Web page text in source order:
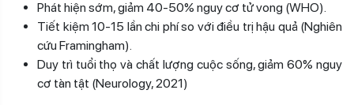
Phát hiện sớm, giảm 40-50% nguy cơ tử vong (WHO).
Tiết kiệm 10-15 lần chi phí so với điều trị hậu quả (Nghiên
cứu Framingham).
Duy trì tuổi thọ và chất lượng cuộc sống, giảm 60% nguy
cơ tàn tật (Neurology, 2021)